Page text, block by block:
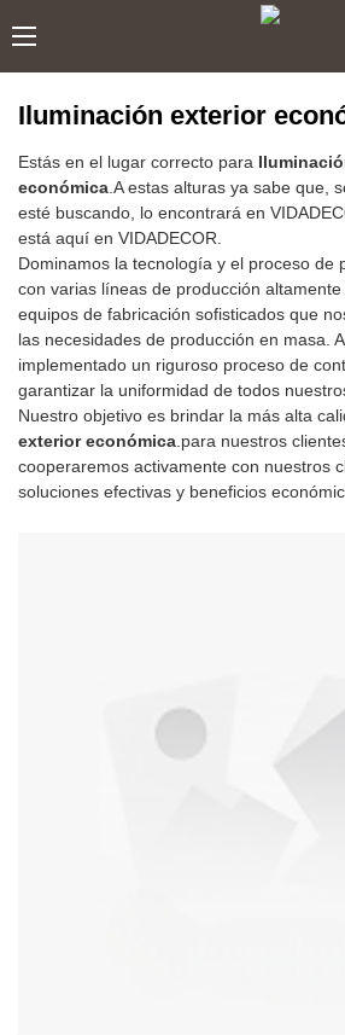
Iluminación exterior
Estás en el lugar correcto para
económica.A estas alturas ya sabe que,
esté buscando, lo encontrará en
está aquí en VIDADECOR.
Dominamos la tecnología y el proceso de
con varias líneas de producción
equipos de fabricación sofisticados que
las necesidades de producción en masa.
implementado un riguroso proceso de
garantizar la uniformidad de todos
Nuestro objetivo es brindar la más alta
exterior económica.para nuestros
cooperaremos activamente con nuestros
soluciones efectivas y beneficios